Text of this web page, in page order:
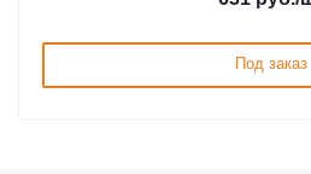
Под заказ